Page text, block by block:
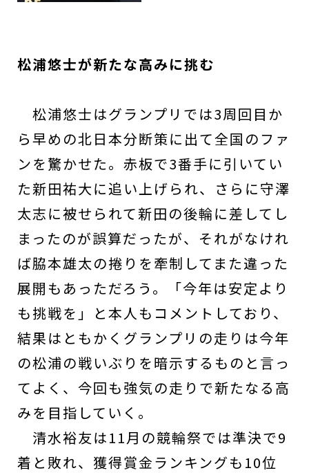
松浦悠士が新たな高みに挑む
松浦悠士はグランプリでは3周回目か
ら早めの北日本分断策に出て全国のファ
ンを驚かせた。赤板で3番手に引いてい
た新田祐大に追い上げられ、さらに守澤
太志に被せられて新田の後輪に差してし
まったのが誤算だったが、それがなけれ
ば脇本雄太の捲りを牽制してまた違った
展開もあっただろう。「今年は安定より
も挑戦を」と本人もコメントしており、
結果はともかくグランプリの走りは今年
の松浦の戦いぶりを暗示するものと言っ
てよく、今回も強気の走りで新たなる高
みを目指していく。
清水裕友は11月の競輪祭では準決で9
着と敗れ、獲得賞金ランキングも10位